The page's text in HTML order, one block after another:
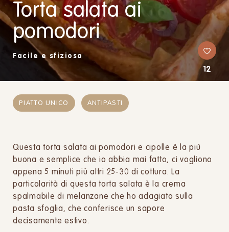
Torta salata ai
pomodori
Facile e sfiziosa
12
PIATTO UNICO ANTIPASTI
Questa torta salata ai pomodori e cipolle è la più
buona e semplice che io abbia mai fatto, ci vogliono
appena 5 minuti più altri 25-30 di cottura. La
particolarità di questa torta salata è la crema
spalmabile di melanzane che ho adagiato sulla
pasta sfoglia, che conferisce un sapore
decisamente estivo.